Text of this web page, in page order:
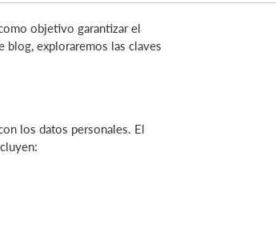
objetivo garantizar el
blog, exploraremos las claves
los datos personales. El